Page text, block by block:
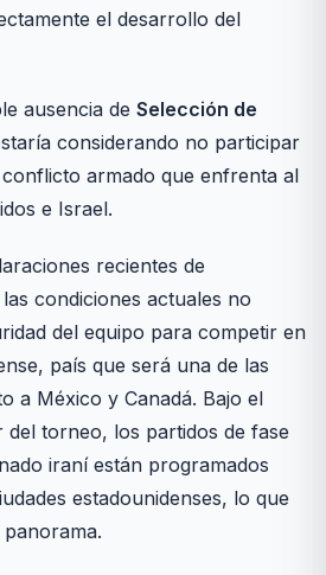
el desarrollo del
ausencia de Selección de
considerando no participar
armado que enfrenta al
e Israel.
recientes de
condiciones actuales no
del equipo para competir en
país que será una de las
a México y Canadá. Bajo el
del torneo, los partidos de fase
iraní están programados
estadounidenses, lo que